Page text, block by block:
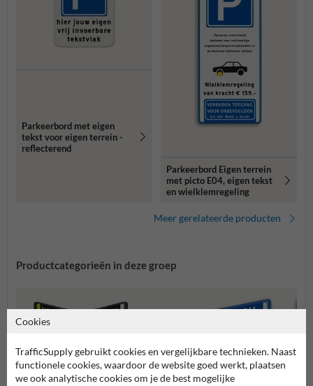
Parkeerbord met eigen
tekst voor eigen terrein -
reflecterend
Parkeerbord Eigen terrein
met picto E04, eigen tekst
en wielklemregeling
Meer gerelateerde producten
Productcategorieën in deze groep
Cookies
TrafficSupply gebruikt cookies en vergelijkbare technieken. Naast
functionele cookies, waardoor de website goed werkt, plaatsen
we ook analytische cookies om je de best mogelijke